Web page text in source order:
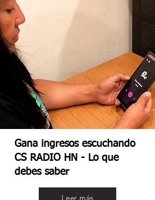
Gana ingresos escuchando
CS RADIO HN - Lo que
debes saber
Leer más